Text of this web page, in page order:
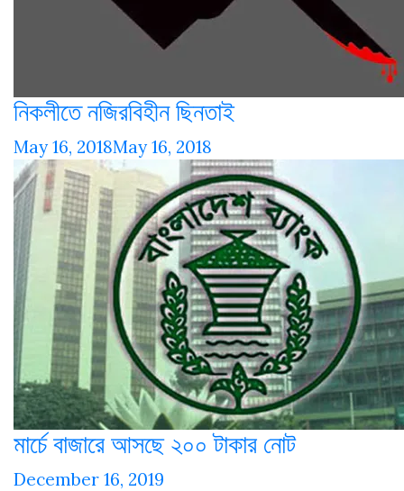
নিকলীতে নজিরবিহীন ছিনতাই
May 16, 2018May 16, 2018
মার্চে বাজারে আসছে ২০০ টাকার নোট
December 16, 2019